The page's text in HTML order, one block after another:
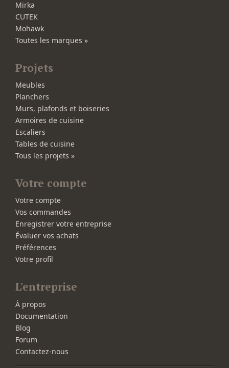
Mirka
CUTEK
Mohawk
Toutes les marques »
Projets
Meubles
Planchers
Murs, plafonds et boiseries
Armoires de cuisine
Escaliers
Tables de cuisine
Tous les projets »
Votre compte
Votre compte
Vos commandes
Enregistrer votre entreprise
Évaluer vos achats
Préférences
Votre profil
L'entreprise
À propos
Documentation
Blog
Forum
Contactez-nous